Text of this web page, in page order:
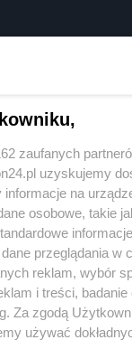
Facebook
zaufanych
uzyskujemy
informacje na
osobowe, takie
przeglądania w
reklam, wybór
i treści, badanie
Za zgodą
używać